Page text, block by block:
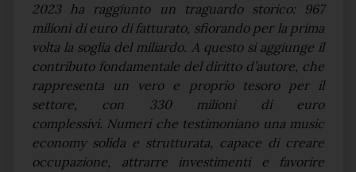
2023 ha raggiunto un traguardo storico: 967
milioni di euro di fatturato, sfiorando per la prima
volta la soglia del miliardo. A questo si aggiunge il
contributo fondamentale del diritto d’autore, che
rappresenta un vero e proprio tesoro per il
settore, con 330 milioni di euro
complessivi. Numeri che testimoniano una music
economy solida e strutturata, capace di creare
occupazione, attrarre investimenti e favorire